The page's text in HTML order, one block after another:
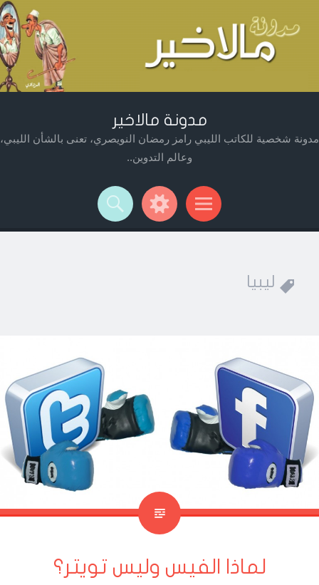
مدونة مالاخير
مدونة شخصية للكاتب الليبي رامز رمضان النويصري، تعنى بالشأن الليبي،
وعالم التدوين..
Menu
Widgets
Search
ليبيا
لماذا الفيس وليس تويتر؟